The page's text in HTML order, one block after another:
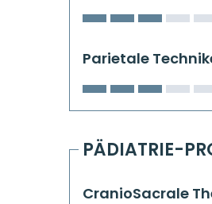
Parietale
PÄDIATRIE-
CranioSacrale